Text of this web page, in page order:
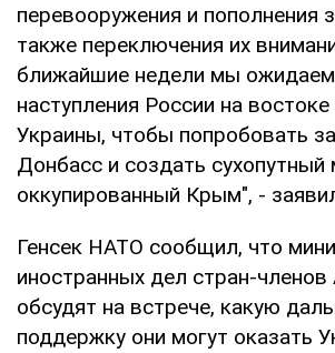
перевооружения и пополнения
также переключения их
ближайшие недели мы
наступления России на
Украины, чтобы попробовать
Донбасс и создать сухопутный
оккупированный Крым", -
Генсек НАТО сообщил, что
иностранных дел стран-членов
обсудят на встрече, какую
поддержку они могут оказать